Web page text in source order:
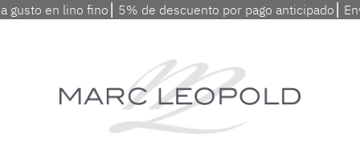
gusto en lino fino⎮ 5% de descuento por pago anticipado⎮